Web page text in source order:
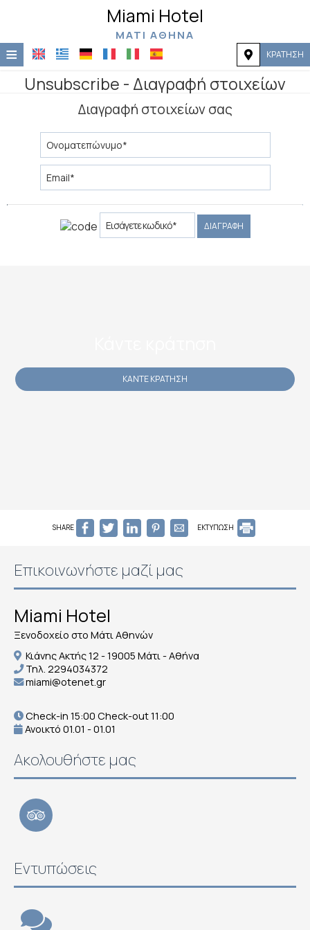
Miami Hotel
ΜΆΤΙ ΑΘΉΝΑ
≡ ΚΡΆΤΗΣΗ
Αρχική
Τοποθεσία
Διαμονή
Παροχές
Φωτογραφίες
Unsubscribe - Διαγραφή στοιχείων
Διαγραφή στοιχείων σας
ΔΙΑΓΡΑΦΉ
ΚΆΝΤΕ ΚΡΆΤΗΣΗ
SHARE ΕΚΤΥΠΩΣΗ
Επικοινωνήστε μαζί μας
Miami Hotel
Ξενοδοχείο στο Μάτι Αθηνών
Κιάνης Ακτής 12 - 19005 Μάτι - Αθήνα
Τηλ. 2294034372
miami@otenet.gr
Check-in 15:00 Check-out 11:00
Ανοικτό 01.01 - 01.01
Ακολουθήστε μας
Εντυπώσεις